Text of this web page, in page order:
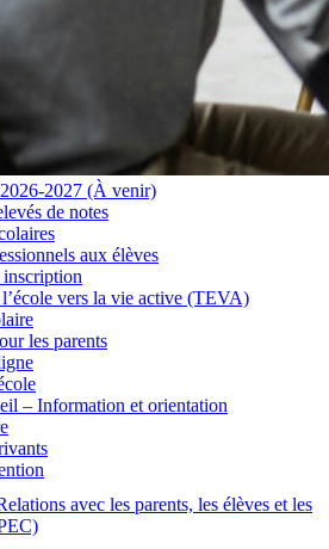
2027 (À venir)
de notes
aux élèves
vers la vie active (TEVA)
les parents
– Information et orientation
avec les parents, les élèves et les